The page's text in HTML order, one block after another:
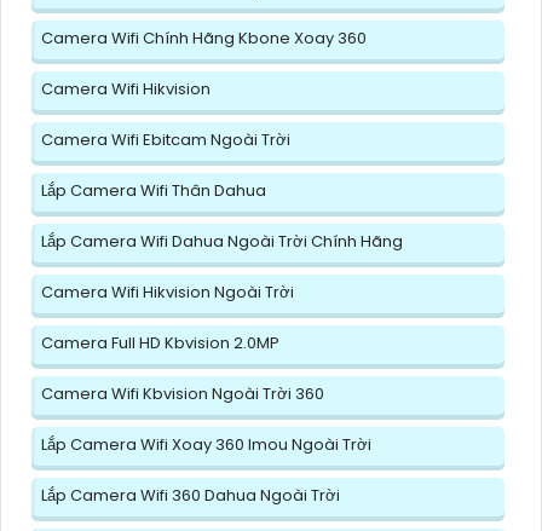
Camera Wifi Chính Hãng Kbone Xoay 360
Camera Wifi Hikvision
Camera Wifi Ebitcam Ngoài Trời
Lắp Camera Wifi Thân Dahua
Lắp Camera Wifi Dahua Ngoài Trời Chính Hãng
Camera Wifi Hikvision Ngoài Trời
Camera Full HD Kbvision 2.0MP
Camera Wifi Kbvision Ngoài Trời 360
Lắp Camera Wifi Xoay 360 Imou Ngoài Trời
Lắp Camera Wifi 360 Dahua Ngoài Trời